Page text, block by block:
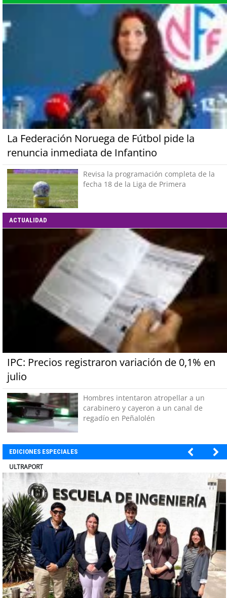
La Federación Noruega de Fútbol pide la
renuncia inmediata de Infantino
Revisa la programación completa de la
fecha 18 de la Liga de Primera
ACTUALIDAD
IPC: Precios registraron variación de 0,1% en
julio
Hombres intentaron atropellar a un
carabinero y cayeron a un canal de
regadío en Peñalolén
EDICIONES ESPECIALES
BANCO DE CHILE